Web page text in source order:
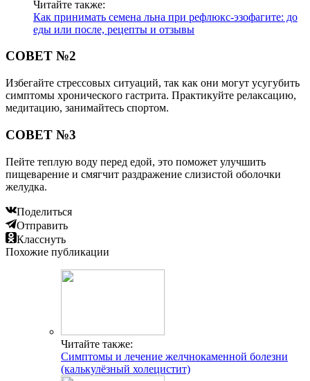
Читайте также:
Как принимать семена льна при рефлюкс-эзофагите: до
еды или после, рецепты и отзывы
СОВЕТ №2
Избегайте стрессовых ситуаций, так как они могут усугубить
симптомы хронического гастрита. Практикуйте релаксацию,
медитацию, занимайтесь спортом.
СОВЕТ №3
Пейте теплую воду перед едой, это поможет улучшить
пищеварение и смягчит раздражение слизистой оболочки
желудка.
Поделиться
Отправить
Класснуть
Похожие публикации
Читайте также:
Симптомы и лечение желчнокаменной болезни
(калькулёзный холецистит)